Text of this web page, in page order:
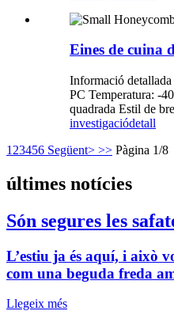
Eines de cuina
Informació
PC Temperatura: -
quadrada Estil de
investigaciódetall
1 23456 Següent> >> Pàgina 1/8
últimes notícies
Són segures les
L’estiu ja és aquí, i això
com una beguda freda
Llegeix més